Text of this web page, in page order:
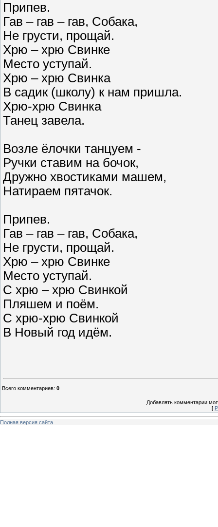
Припев.
Гав – гав – гав, Собака,
Не грусти, прощай.
Хрю – хрю Свинке
Место уступай.
Хрю – хрю Свинка
В садик (школу) к нам пришла.
Хрю-хрю Свинка
Танец завела.
Возле ёлочки танцуем -
Ручки ставим на бочок,
Дружно хвостиками машем,
Натираем пятачок.
Припев.
Гав – гав – гав, Собака,
Не грусти, прощай.
Хрю – хрю Свинке
Место уступай.
С хрю – хрю Свинкой
Пляшем и поём.
С хрю-хрю Свинкой
В Новый год идём.
Всего комментариев: 0
Добавлять комментарии
[
Полная версия сайта